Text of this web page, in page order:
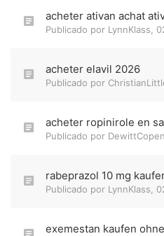
acheter ativan achat
Publicado por LynnKlass
acheter elavil 2026
Publicado por
acheter ropinirole en
Publicado por
rabeprazol 10 mg
Publicado por LynnKlass
exemestan kaufen